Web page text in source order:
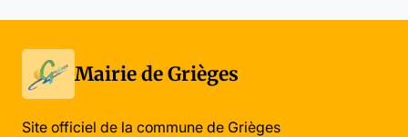
Mairie de Grièges
Site officiel de la commune de Grièges